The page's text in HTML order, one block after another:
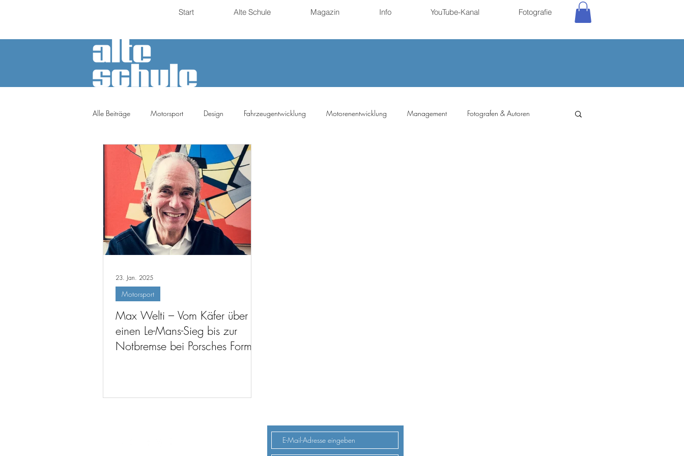
Start Alte Schule Magazin Info YouTube-Kanal Fotografie
Alle Beiträge Motorsport Design Fahrzeugentwicklung Motorenentwicklung Management Fotografen & Autoren
Petrolheads Meinung Tuning
Max Welti – Vom Käfer über
einen Le-Mans-Sieg bis zur
Notbremse bei Porsches Formel
Motorsport
23. Jan. 2025